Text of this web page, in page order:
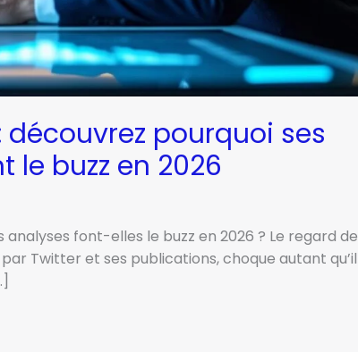
découvrez pourquoi ses
le buzz en 2026
font-elles le buzz en 2026 ? Le regard de
Twitter et ses publications, choque autant qu’il